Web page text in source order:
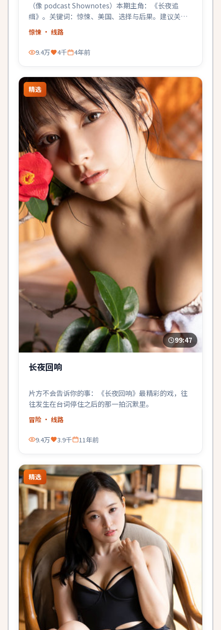
（像 podcast Shownotes）本期主角：《长夜追
缉》。关键词：惊悚、美国、选择与后果。建议关灯
戴耳机。
惊悚 · 线路
9.4万 4千 4年前
精选
99:47
长夜回响
片方不会告诉你的事：《长夜回响》最精彩的戏，往
往发生在台词停住之后的那一拍沉默里。
冒险 · 线路
9.4万 3.9千 11年前
精选